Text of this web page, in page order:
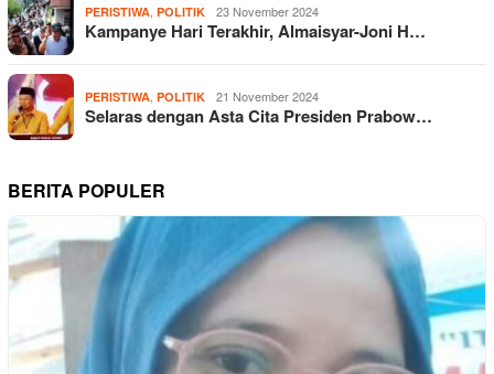
PERISTIWA POLITIK 23 November 2024
Kampanye Hari Terakhir, Almaisyar-Joni H…
PERISTIWA POLITIK 21 November 2024
Selaras dengan Asta Cita Presiden Prabow…
BERITA POPULER